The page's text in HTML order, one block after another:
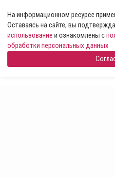
На информационном ресурсе
Оставаясь на сайте, вы
использование и ознакомлены с
обработки персональных данных